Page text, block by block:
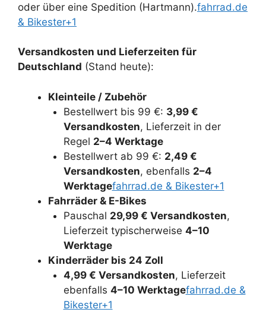
oder über eine Spedition (Hartmann).fahrrad.de
& Bikester+1
Versandkosten und Lieferzeiten für
Deutschland (Stand heute):
Kleinteile / Zubehör
Bestellwert bis 99 €: 3,99 €
Versandkosten, Lieferzeit in der
Regel 2–4 Werktage
Bestellwert ab 99 €: 2,49 €
Versandkosten, ebenfalls 2–4
Werktagefahrrad.de & Bikester+1
Fahrräder & E-Bikes
Pauschal 29,99 € Versandkosten,
Lieferzeit typischerweise 4–10
Werktage
Kinderräder bis 24 Zoll
4,99 € Versandkosten, Lieferzeit
ebenfalls 4–10 Werktagefahrrad.de &
Bikester+1